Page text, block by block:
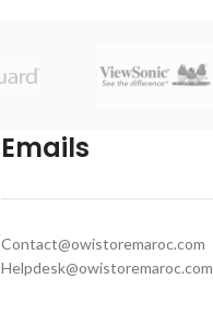
Emails
Contact@owistoremaroc.com
Helpdesk@owistoremaroc.com